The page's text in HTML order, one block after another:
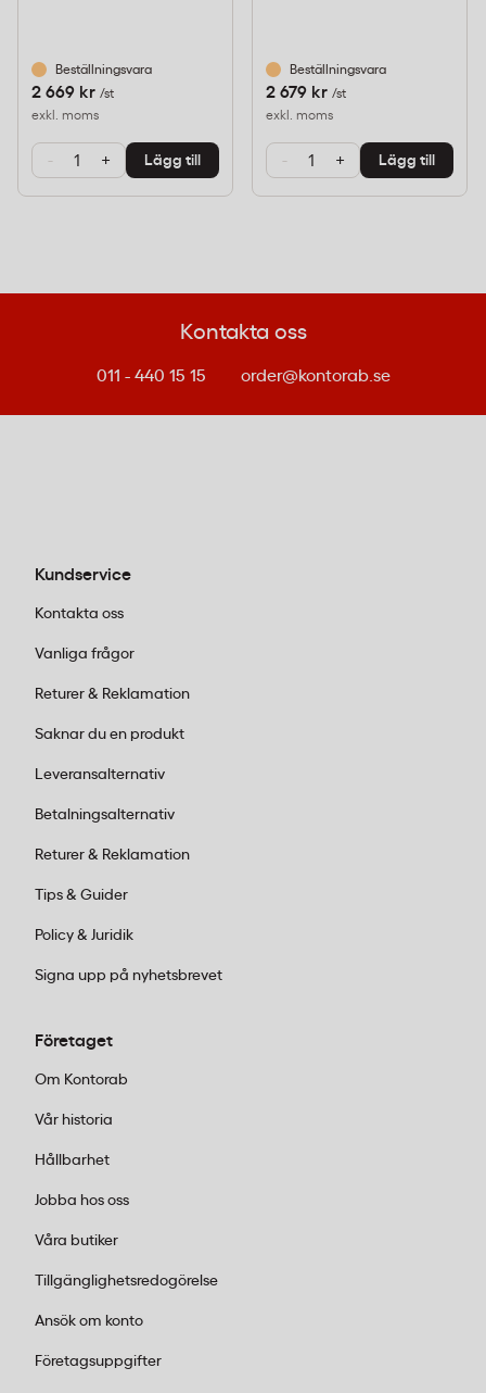
Beställningsvara
2 669 kr /st
exkl. moms
- + Lägg till
Beställningsvara
2 679 kr /st
exkl. moms
- + Lägg till
Kontakta oss
011 - 440 15 15 order@kontorab.se
Kundservice
Kontakta oss
Vanliga frågor
Returer & Reklamation
Saknar du en produkt
Leveransalternativ
Betalningsalternativ
Returer & Reklamation
Tips & Guider
Policy & Juridik
Signa upp på nyhetsbrevet
Företaget
Om Kontorab
Vår historia
Hållbarhet
Jobba hos oss
Våra butiker
Tillgänglighetsredogörelse
Ansök om konto
Företagsuppgifter